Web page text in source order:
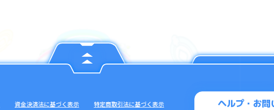
ヘルプ・お問
資金決済法に基づく表示 特定商取引法に基づく表示